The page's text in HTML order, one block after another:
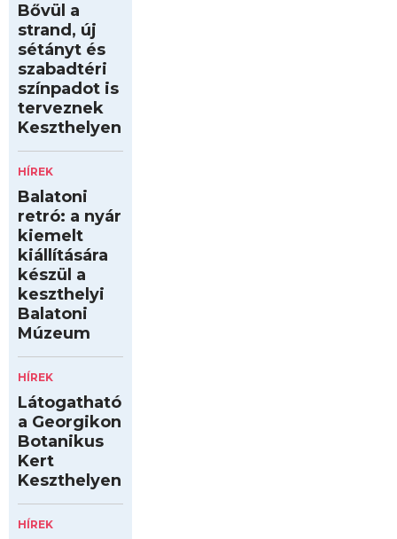
Bővül a
strand, új
sétányt és
szabadtéri
színpadot is
terveznek
Keszthelyen
HÍREK
Balatoni
retró: a nyár
kiemelt
kiállítására
készül a
keszthelyi
Balatoni
Múzeum
HÍREK
Látogatható
a Georgikon
Botanikus
Kert
Keszthelyen
HÍREK